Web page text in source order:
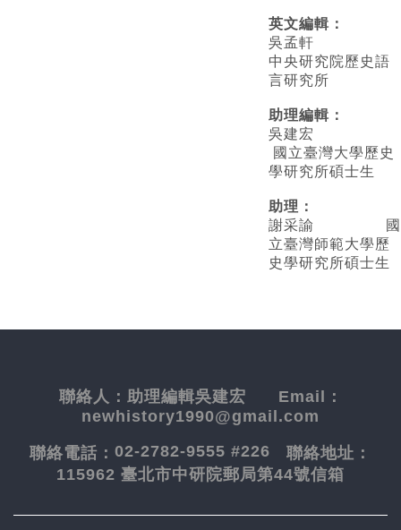
英文編輯 ：
吳孟軒
中央研究院歷史語
言研究所
助理編輯：
吳建宏
國立臺灣大學歷史
學研究所碩士生
助理：
謝采諭
國
立臺灣師範大學歷
史學研究所碩士生
聯絡人： 助理編輯吳建宏 Email：
newhistory1990@gmail.com
聯絡電話： 02-2782-9555 #226 聯絡地址：
115962 臺北市中研院郵局第44號信箱